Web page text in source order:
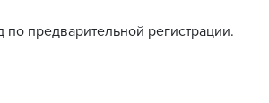
по предварительной регистрации.